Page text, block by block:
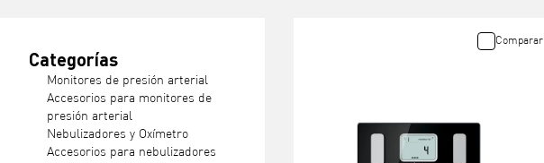
Categorías
Monitores de presión arterial
Accesorios para monitores de
presión arterial
Nebulizadores y Oxímetro
Accesorios para nebulizadores
Comparar